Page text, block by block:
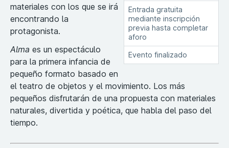
Entrada gratuita
mediante inscripción
previa hasta completar
aforo
Evento finalizado
materiales con los que se irá
encontrando la
protagonista.
Alma es un espectáculo
para la primera infancia de
pequeño formato basado en
el teatro de objetos y el movimiento. Los más
pequeños disfrutarán de una propuesta con materiales
naturales, divertida y poética, que habla del paso del
tiempo.